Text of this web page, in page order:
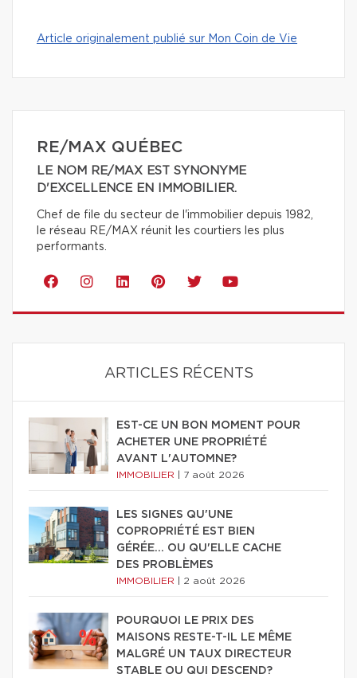
Article originalement publié sur Mon Coin de Vie
RE/MAX QUÉBEC
LE NOM RE/MAX EST SYNONYME
D'EXCELLENCE EN IMMOBILIER.
Chef de file du secteur de l'immobilier depuis 1982,
le réseau RE/MAX réunit les courtiers les plus
performants.
ARTICLES RÉCENTS
EST-CE UN BON MOMENT POUR
ACHETER UNE PROPRIÉTÉ
AVANT L'AUTOMNE?
IMMOBILIER 7 août 2026
LES SIGNES QU'UNE
COPROPRIÉTÉ EST BIEN
GÉRÉE… OU QU'ELLE CACHE
DES PROBLÈMES
IMMOBILIER 2 août 2026
POURQUOI LE PRIX DES
MAISONS RESTE-T-IL LE MÊME
MALGRÉ UN TAUX DIRECTEUR
STABLE OU QUI DESCEND?